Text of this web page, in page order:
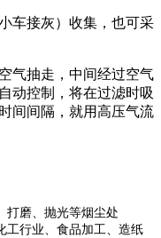
车接灰）收集，也可采
气抽走，中间经过空气
动控制，将在过滤时吸
间间隔，就用高压气流
打磨、抛光等烟尘处
工行业、食品加工、造纸